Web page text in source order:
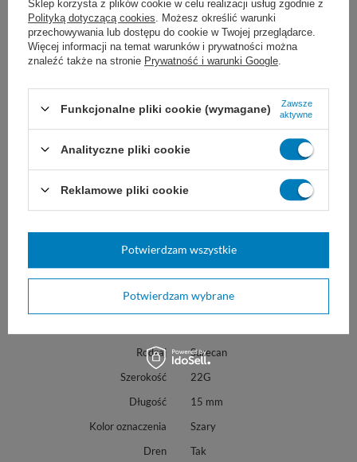
Igła do portu Surecan ze skrzydełkami, z
drenem 22G/15 mm (1 szt.) - REF:
4448383
Igła do portu Surecan ze skrzydełkami, z
drenem 20G/25 mm (1 szt.) - REF:
4448359
Wskazana cena dotyczy jednej igły.
Marka B|Braun
REF 04448383
Rodzaj
Surecan
Szerokość
22G
Długość
15 mm
Kolor oznaczenia
Szary
Dren
Tak
Sklep korzysta z plików cookie w celu realizacji usług zgodnie z
Polityką dotyczącą cookies . Możesz określić warunki
przechowywania lub dostępu do cookie w Twojej przeglądarce.
Więcej informacji na temat warunków i prywatności można
znaleźć także na stronie Prywatność i warunki Google
Funkcjonalne pliki cookie (wymagane)
Zawsze
aktywne
Analityczne pliki cookie
Reklamowe pliki cookie
Potwierdzam wybrane
Potwierdzam wszystkie